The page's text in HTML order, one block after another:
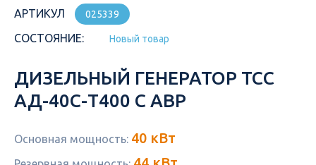
АРТИКУЛ 025339
СОСТОЯНИЕ: Новый товар
ДИЗЕЛЬНЫЙ ГЕНЕРАТОР ТСС
АД-40С-Т400 С АВР
Основная мощность: 40 кВт